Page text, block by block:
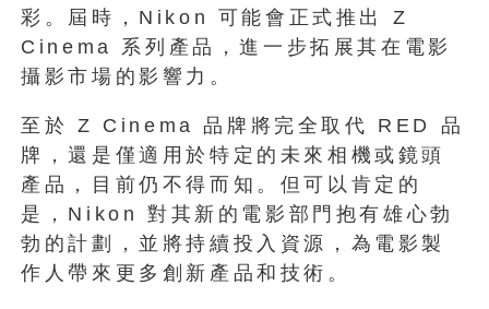
彩。屆時，Nikon 可能會正式推出 Z
Cinema 系列產品，進一步拓展其在電影
攝影市場的影響力。
至於 Z Cinema 品牌將完全取代 RED 品
牌，還是僅適用於特定的未來相機或鏡頭
產品，目前仍不得而知。但可以肯定的
是，Nikon 對其新的電影部門抱有雄心勃
勃的計劃，並將持續投入資源，為電影製
作人帶來更多創新產品和技術。